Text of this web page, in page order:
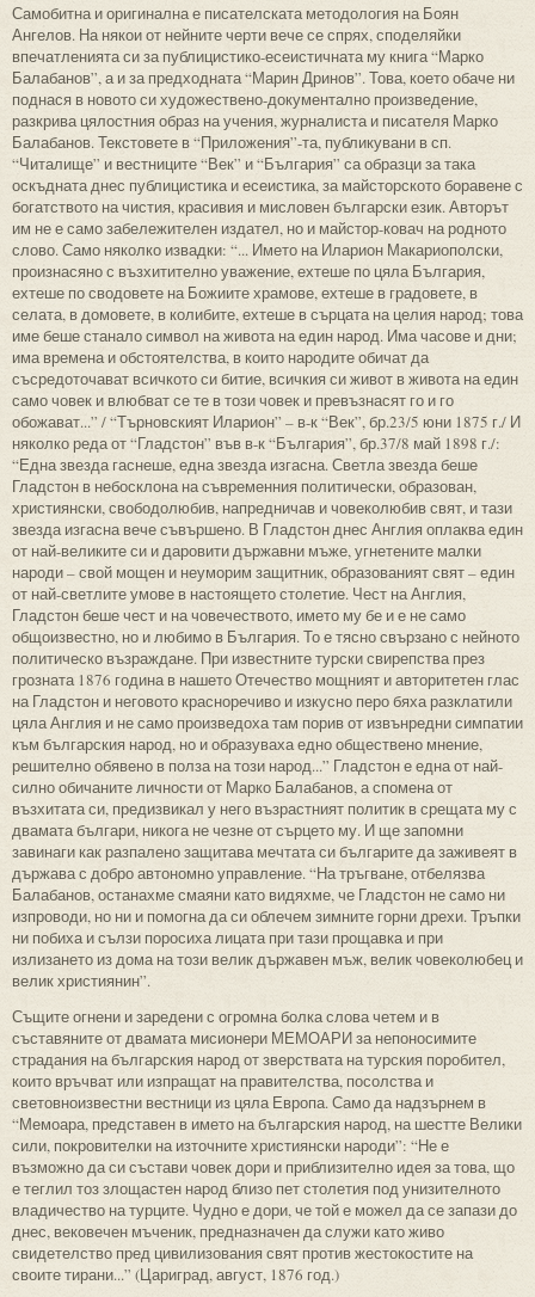
Самобитна и оригинална е писателската методология на Боян
Ангелов. На някои от нейните черти вече се спрях, споделяйки
впечатленията си за публицистико-есеистичната му книга “Марко
Балабанов”, а и за предходната “Марин Дринов”. Това, което обаче ни
поднася в новото си художествено-документално произведение,
разкрива цялостния образ на учения, журналиста и писателя Марко
Балабанов. Текстовете в “Приложения”-та, публикувани в сп.
“Читалище” и вестниците “Век” и “България” са образци за така
оскъдната днес публицистика и есеистика, за майсторското боравене с
богатството на чистия, красивия и мисловен български език. Авторът
им не е само забележителен издател, но и майстор-ковач на родното
слово. Само няколко извадки: “... Името на Иларион Макариополски,
произнасяно с възхитително уважение, ехтеше по цяла България,
ехтеше по сводовете на Божиите храмове, ехтеше в градовете, в
селата, в домовете, в колибите, ехтеше в сърцата на целия народ; това
име беше станало символ на живота на един народ. Има часове и дни;
има времена и обстоятелства, в които народите обичат да
съсредоточават всичкото си битие, всичкия си живот в живота на един
само човек и влюбват се те в този човек и превъзнасят го и го
обожават...” / “Търновският Иларион” – в-к “Век”, бр.23/5 юни 1875 г./ И
няколко реда от “Гладстон” във в-к “България”, бр.37/8 май 1898 г./:
“Една звезда гаснеше, една звезда изгасна. Светла звезда беше
Гладстон в небосклона на съвременния политически, образован,
християнски, свободолюбив, напредничав и човеколюбив свят, и тази
звезда изгасна вече съвършено. В Гладстон днес Англия оплаква един
от най-великите си и даровити държавни мъже, угнетените малки
народи – свой мощен и неуморим защитник, образованият свят – един
от най-светлите умове в настоящето столетие. Чест на Англия,
Гладстон беше чест и на човечеството, името му бе и е не само
общоизвестно, но и любимо в България. То е тясно свързано с нейното
политическо възраждане. При известните турски свирепства през
грозната 1876 година в нашето Отечество мощният и авторитетен глас
на Гладстон и неговото красноречиво и изкусно перо бяха разклатили
цяла Англия и не само произведоха там порив от извънредни симпатии
към българския народ, но и образуваха едно обществено мнение,
решително обявено в полза на този народ...” Гладстон е една от най-
силно обичаните личности от Марко Балабанов, а спомена от
възхитата си, предизвикал у него възрастният политик в срещата му с
двамата българи, никога не чезне от сърцето му. И ще запомни
завинаги как разпалено защитава мечтата си българите да заживеят в
държава с добро автономно управление. “На тръгване, отбелязва
Балабанов, останахме смаяни като видяхме, че Гладстон не само ни
изпроводи, но ни и помогна да си облечем зимните горни дрехи. Тръпки
ни побиха и сълзи поросиха лицата при тази прощавка и при
излизането из дома на този велик държавен мъж, велик човеколюбец и
велик християнин”.
Същите огнени и заредени с огромна болка слова четем и в
съставяните от двамата мисионери МЕМОАРИ за непоносимите
страдания на българския народ от зверствата на турския поробител,
които връчват или изпращат на правителства, посолства и
световноизвестни вестници из цяла Европа. Само да надзърнем в
“Мемоара, представен в името на българския народ, на шестте Велики
сили, покровителки на източните християнски народи”: “Не е
възможно да си състави човек дори и приблизително идея за това, що
е теглил тоз злощастен народ близо пет столетия под унизителното
владичество на турците. Чудно е дори, че той е можел да се запази до
днес, вековечен мъченик, предназначен да служи като живо
свидетелство пред цивилизования свят против жестокостите на
своите тирани...” (Цариград, август, 1876 год.)